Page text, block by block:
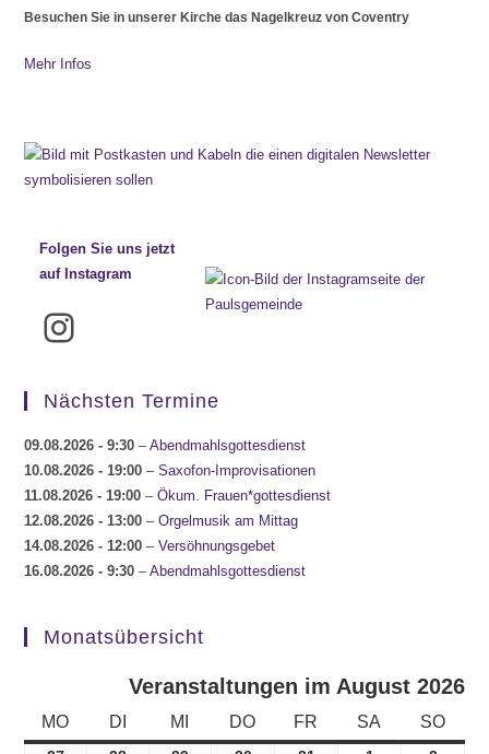
Besuchen Sie in unserer Kirche das Nagelkreuz von Coventry
Mehr Infos
Folgen Sie uns jetzt
auf Instagram
Instagram
Nächsten Termine
09.08.2026 - 9:30 –Abendmahlsgottesdienst
10.08.2026 - 19:00 –Saxofon-Improvisationen
11.08.2026 - 19:00 –Ökum. Frauen*gottesdienst
12.08.2026 - 13:00 –Orgelmusik am Mittag
14.08.2026 - 12:00 –Versöhnungsgebet
16.08.2026 - 9:30 –Abendmahlsgottesdienst
Monatsübersicht
Veranstaltungen im August 2026
MO MONTAG
DI DIENSTAG
MI MITTWOCH
DO DONNERSTAG
FR FREITAG
SA SAMSTAG
SO